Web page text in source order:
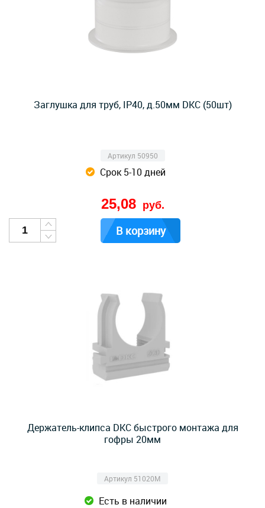
Заглушка для труб, IP40, д.50мм DKC (50шт)
Артикул 50950
Срок 5-10 дней
25,08 руб.
В корзину
Держатель-клипса DKC быстрого монтажа для
гофры 20мм
Артикул 51020M
Есть в наличии